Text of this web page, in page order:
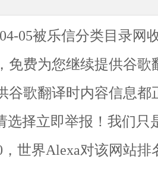
05被乐信分类目录网
免费为您继续提供谷歌
谷歌翻译时内容信息都
选择立即举报 ！我们
世界Alexa对该网站